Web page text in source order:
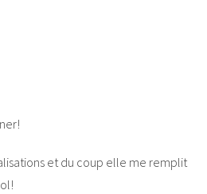
et du coup elle me remplit